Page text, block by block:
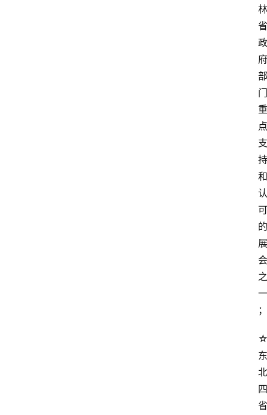
林
省
政
府
部
门
重
点
支
持
和
认
可
的
展
会
之
一
；
东
北
四
省